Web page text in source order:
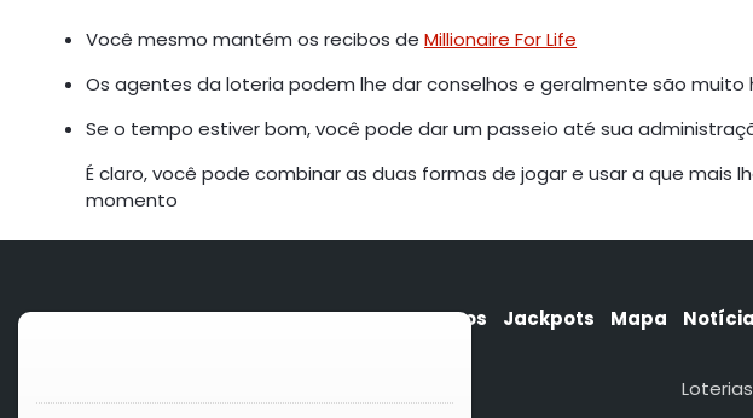
Você mesmo mantém os recibos deMillionaire For Life
Os agentes da loteria podem lhe dar conselhos e geralmente são muito
Se o tempo estiver bom, você pode dar um passeio até sua
É claro, você pode combinar as duas formas de jogar e usar a que mais
momento
Quem somos Jackpots Mapa